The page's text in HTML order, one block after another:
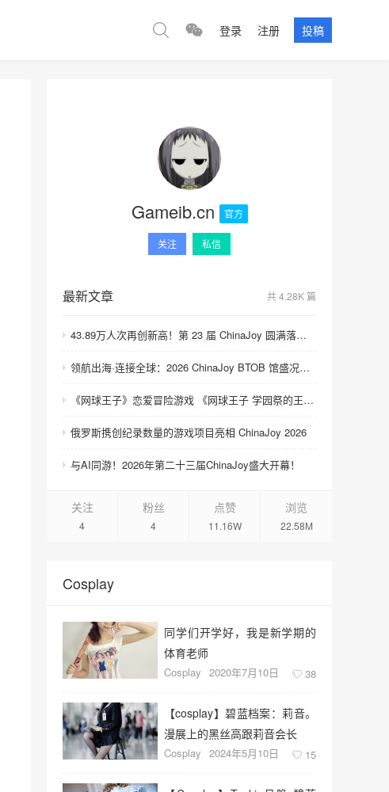
登录 注册 投稿
Gameib.cn 官方
关注 私信
最新文章 共 4.28K 篇
43.89万人次再创新高！第 23 届 ChinaJoy 圆满落幕：感谢有你，共赴这场“与 AI 同游”的盛夏之约
领航出海·连接全球：2026 ChinaJoy BTOB 馆盛况空前
《网球王子》恋爱冒险游戏 《网球王子 学园祭的王子们 ♡-40 and more…》与《网球王子 心跳求生 Tie break ♡game》发售
俄罗斯携创纪录数量的游戏项目亮相 ChinaJoy 2026
与AI同游！2026年第二十三届ChinaJoy盛大开幕！
关注
4
粉丝
4
点赞
11.16W
浏览
22.58M
Cosplay
同学们开学好，我是新学期的
体育老师
Cosplay 2020年7月10日 38
【cosplay】碧蓝档案：莉音。
漫展上的黑丝高跟莉音会长
Cosplay 2024年5月10日 15